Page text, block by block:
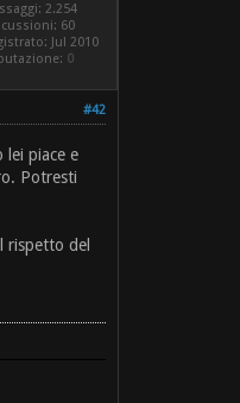
2.254
60
Jul 2010
0
#42
lei piace e
Potresti
rispetto del